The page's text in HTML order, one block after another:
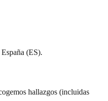
(ES).
hallazgos (incluidas